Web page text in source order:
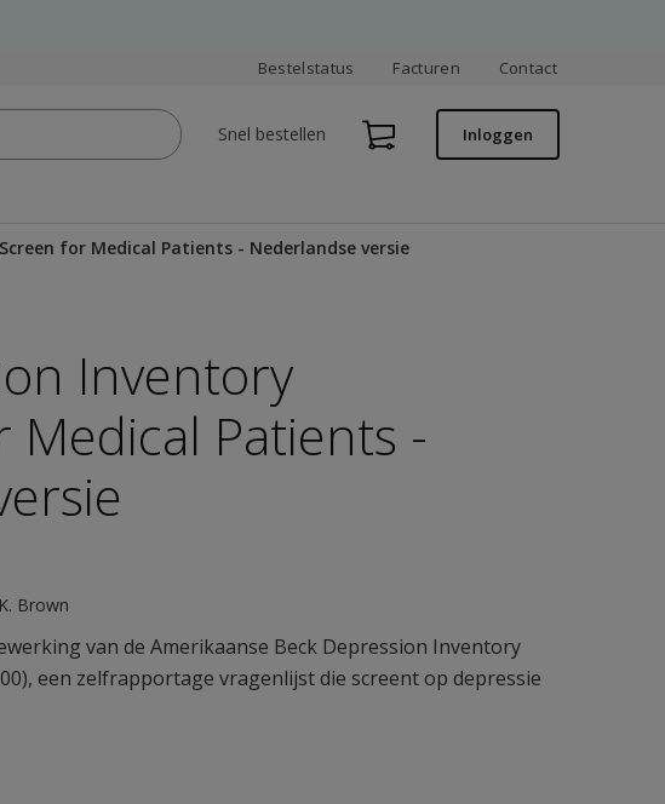
Bestelstatus Facturen Contact
Snel bestellen Inloggen
for Medical Patients - Nederlandse versie
Inventory
Medical Patients -
Brown
van de Amerikaanse Beck Depression Inventory
een zelfrapportage vragenlijst die screent op depressie